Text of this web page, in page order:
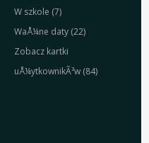
W szkole (7)
WaÅ¼ne daty (22)
Zobacz kartki
uÅ¼ytkownikÃ³w (84)